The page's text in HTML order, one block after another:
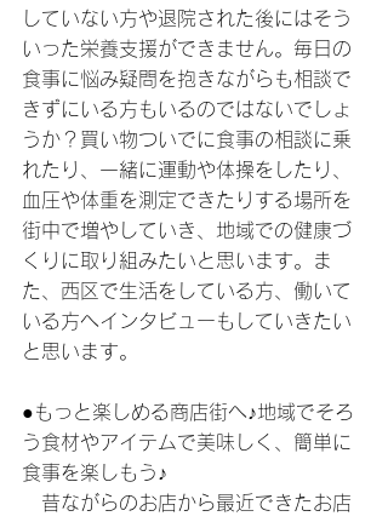
していない方や退院された後にはそう
いった栄養支援ができません。毎日の
食事に悩み疑問を抱きながらも相談で
きずにいる方もいるのではないでしょ
うか？買い物ついでに食事の相談に乗
れたり、一緒に運動や体操をしたり、
血圧や体重を測定できたりする場所を
街中で増やしていき、地域での健康づ
くりに取り組みたいと思います。ま
た、西区で生活をしている方、働いて
いる方へインタビューもしていきたい
と思います。
●もっと楽しめる商店街へ♪地域でそろ
う食材やアイテムで美味しく、簡単に
食事を楽しもう♪
昔ながらのお店から最近できたお店